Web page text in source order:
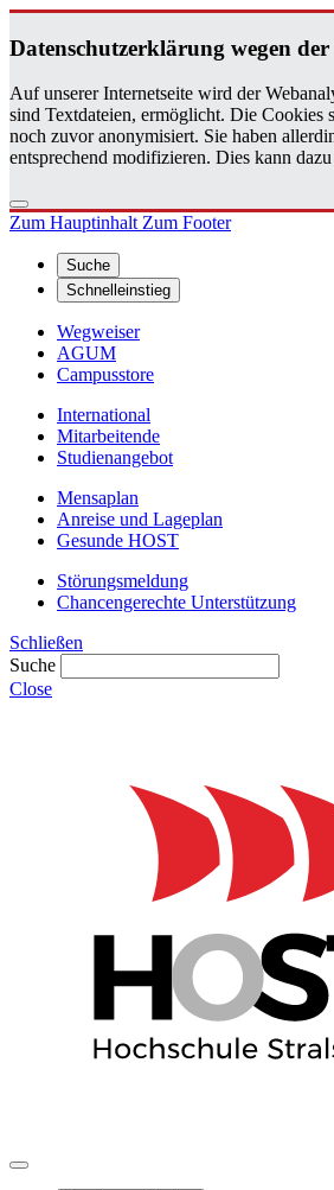
Da­ten­schutz­er­klä­rung wegen
Auf unserer Internetseite wird der
sind Textdateien, ermöglicht. Die Cookies
noch zuvor anonymisiert. Sie haben
entsprechend modifizieren. Dies kann
Zum HauptinhaltZum Footer
Suche
Schnelleinstieg
Wegweiser
AGUM
Campusstore
International
Mitarbeitende
Studienangebot
Mensaplan
Anreise und Lageplan
Gesunde HOST
Störungsmeldung
Chancengerechte Unterstützung
Schließen
Suche
Close